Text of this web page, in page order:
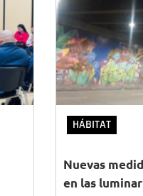
HÁBITAT
Nuevas
en las